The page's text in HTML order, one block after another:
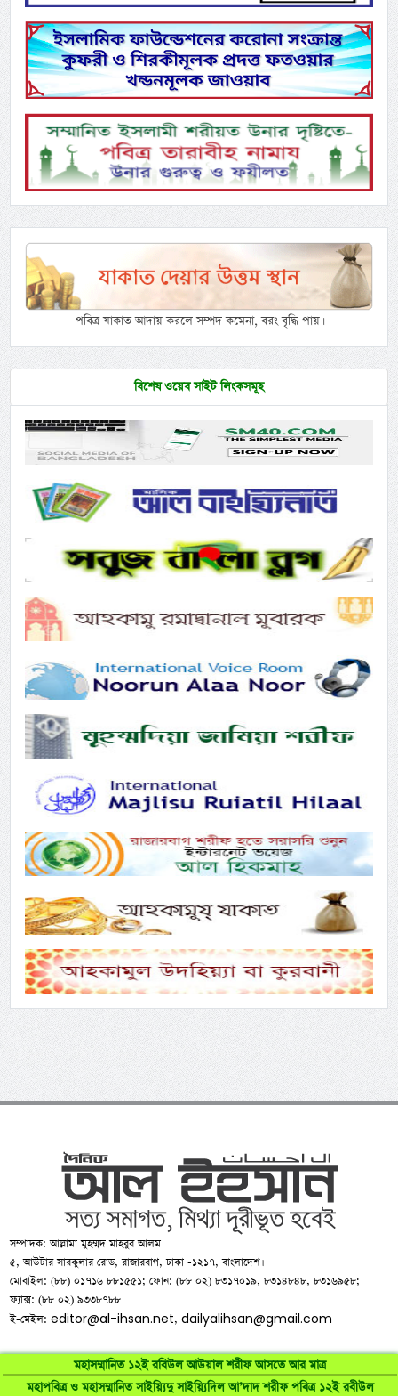
মহাসম্মানিত ১২ই রবিউল আউয়াল শরীফ আসতে আর মাত্র
মহাপবিত্র ও মহাসম্মানিত সাইয়্যিদু সাইয়্যিদিল আ’দাদ শরীফ পবিত্র ১২ই রবীউল
পবিত্র যাকাত আদায় করলে সম্পদ কমেনা, বরং বৃদ্ধি পায়।
বিশেষ ওয়েব সাইট লিংকসমূহ
সম্পাদক: আল্লামা মুহম্মদ মাহবুব আলম
৫, আউটার সারকুলার রোড, রাজারবাগ, ঢাকা -১২১৭, বাংলাদেশ।
মোবাইল: (৮৮) ০১৭১৬ ৮৮১৫৫১; ফোন: (৮৮ ০২) ৮৩১৭০১৯, ৮৩১৪৮৪৮, ৮৩১৬৯৫৮;
ফ্যাক্স: (৮৮ ০২) ৯৩৩৮৭৮৮
ই-মেইল:editor@al-ihsan.net,dailyalihsan@gmail.com